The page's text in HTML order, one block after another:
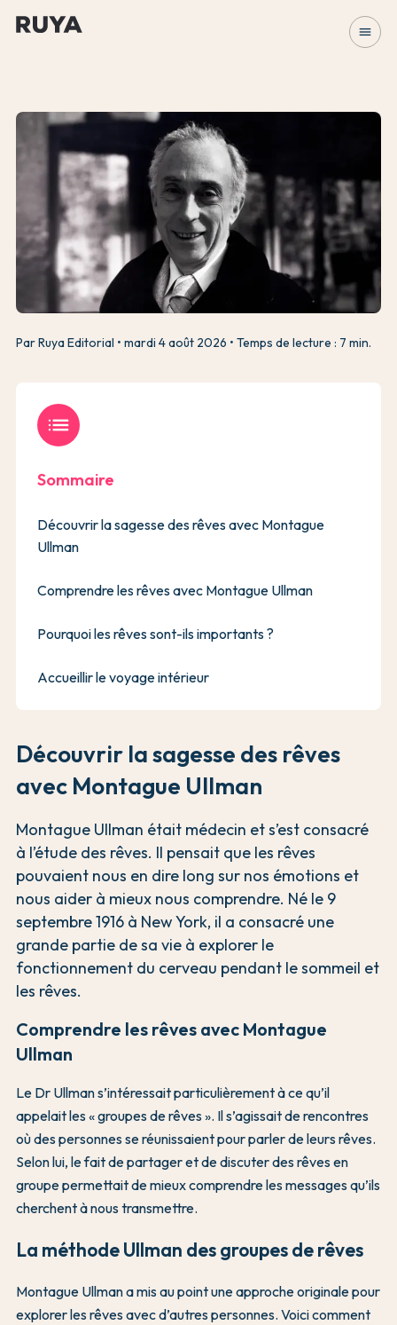
menu
Par Ruya Editorial mardi 4 août 2026 Temps de lecture : 7 min.
Découvrir la sagesse des rêves
avec Montague Ullman
Montague Ullman était médecin et s’est consacré
à l’étude des rêves. Il pensait que les rêves
pouvaient nous en dire long sur nos émotions et
nous aider à mieux nous comprendre. Né le 9
septembre 1916 à New York, il a consacré une
grande partie de sa vie à explorer le
fonctionnement du cerveau pendant le sommeil et
les rêves.
Comprendre les rêves avec Montague
Ullman
Le Dr Ullman s’intéressait particulièrement à ce qu’il
appelait les « groupes de rêves ». Il s’agissait de rencontres
où des personnes se réunissaient pour parler de leurs rêves.
Selon lui, le fait de partager et de discuter des rêves en
groupe permettait de mieux comprendre les messages qu’ils
cherchent à nous transmettre.
La méthode Ullman des groupes de rêves
Montague Ullman a mis au point une approche originale pour
explorer les rêves avec d’autres personnes. Voici comment
list
Sommaire
Découvrir la sagesse des rêves avec Montague
Ullman
Comprendre les rêves avec Montague Ullman
Pourquoi les rêves sont-ils importants ?
Accueillir le voyage intérieur